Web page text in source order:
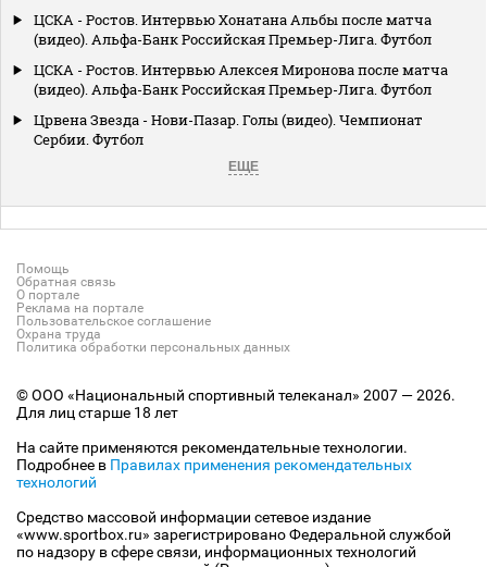
ЦСКА - Ростов. Интервью Хонатана Альбы после матча
(видео). Альфа-Банк Российская Премьер-Лига. Футбол
ЦСКА - Ростов. Интервью Алексея Миронова после матча
(видео). Альфа-Банк Российская Премьер-Лига. Футбол
Црвена Звезда - Нови-Пазар. Голы (видео). Чемпионат
Сербии. Футбол
ЕЩЕ
Помощь
Обратная связь
О портале
Реклама на портале
Пользовательское соглашение
Охрана труда
Политика обработки персональных данных
© ООО «Национальный спортивный телеканал» 2007 — 2026.
Для лиц старше 18 лет
На сайте применяются рекомендательные технологии.
Подробнее в Правилах применения рекомендательных
технологий
Средство массовой информации сетевое издание
«www.sportbox.ru» зарегистрировано Федеральной службой
по надзору в сфере связи, информационных технологий